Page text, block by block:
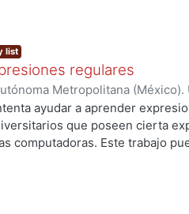
list
regulares
Metropolitana
Información., 1990-05)
ayudar a aprender
que poseen cierta
computadoras. Este trabajo